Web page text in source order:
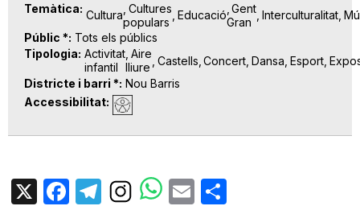
Temàtica Cultura Cultures
populars
Educació Gent
Gran
Interculturalitat
Públic * Tots els públics
Tipologia Activitat
infantil
Aire
lliure Castells Concert Dansa Esport
Districte i barri * Nou Barris
Accessibilitat
X Facebook
TelegramEmail